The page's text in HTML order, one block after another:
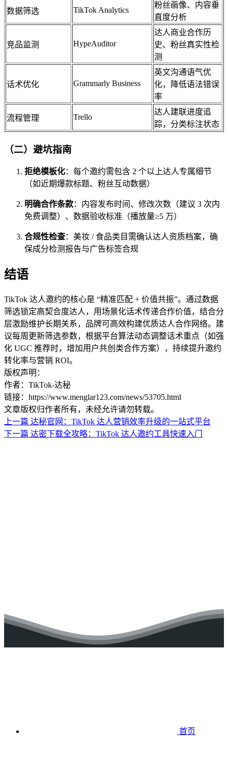
数据筛选 TikTok Analytics
粉丝画像、内容垂
直度分析
竞品监测 HypeAuditor
达人商业合作历
史、粉丝真实性检
测
话术优化 Grammarly Business
英文沟通语气优
化，降低语法错误
率
流程管理 Trello
达人建联进度追
踪，分类标注状态
（二）避坑指南
拒绝模板化：每个邀约需包含 2 个以上达人专属细节
（如近期爆款标题、粉丝互动数据）
明确合作条款：内容发布时间、修改次数（建议 3 次内
免费调整）、数据验收标准（播放量≥5 万）
合规性检查：美妆 / 食品类目需确认达人资质档案，确
保成分检测报告与广告标签合规
结语
TikTok 达人邀约的核心是 “精准匹配 + 价值共振”。通过数据
筛选锁定高契合度达人，用场景化话术传递合作价值，结合分
层激励维护长期关系，品牌可高效构建优质达人合作网络。建
议每周更新筛选参数，根据平台算法动态调整话术重点（如强
化 UGC 推荐时，增加用户共创类合作方案），持续提升邀约
转化率与营销 ROI。
版权声明：
作者：TikTok-达秘
链接：https://www.menglar123.com/news/53705.html
文章版权归作者所有，未经允许请勿转载。
上一篇 达秘官网：TikTok 达人营销效率升级的一站式平台
下一篇 达密下载全攻略：TikTok 达人邀约工具快速入门
首页